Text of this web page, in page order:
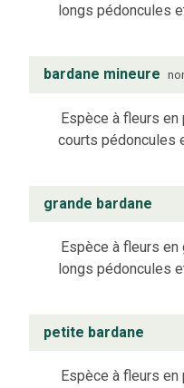
longs pédoncules
bardane mineure
Espèce à fleurs
courts pédoncules
grande bardane
Espèce à fleurs
longs pédoncules
petite bardane
Espèce à fleurs